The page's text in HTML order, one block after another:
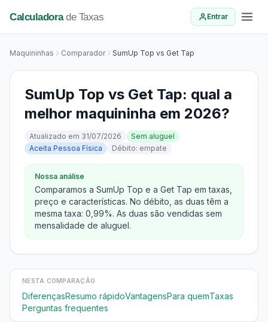
Calculadorade Taxas Entrar
Maquininhas Comparador SumUp Top vs Get Tap
SumUp Top vs Get Tap: qual a
melhor maquininha em 2026?
Atualizado em 31/07/2026
Sem aluguel
Aceita Pessoa Física
Débito: empate
Nossa análise
Comparamos a SumUp Top e a Get Tap em taxas,
preço e características. No débito, as duas têm a
mesma taxa: 0,99%. As duas são vendidas sem
mensalidade de aluguel.
NESTA COMPARAÇÃO
DiferençasResumo rápidoVantagensPara quemTaxas
Perguntas frequentes